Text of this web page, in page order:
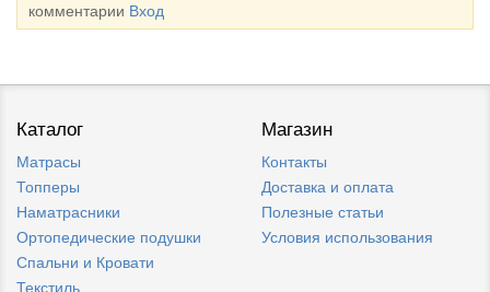
комментарии Вход
Каталог
Матрасы
Топперы
Наматрасники
Ортопедические подушки
Спальни и Кровати
Текстиль
Магазин
Контакты
Доставка и оплата
Полезные статьи
Условия использования